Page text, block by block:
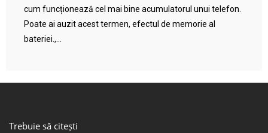
cum funcționează cel mai bine acumulatorul unui telefon.
Poate ai auzit acest termen, efectul de memorie al
bateriei.,...
Trebuie să citești